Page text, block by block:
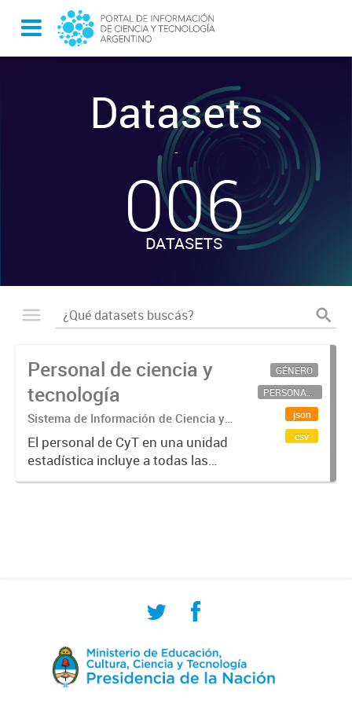
Datasets
-
006
DATASETS
Personal de ciencia y
tecnología
Sistema de Información de Ciencia y
Tecnología Argentino (SICYTAR)
El personal de CyT en una unidad
estadística incluye a todas las
personas involucradas
GÉNERO
PERSONAL CIENTÍFICO-TECNOLÓGICO
json
csv